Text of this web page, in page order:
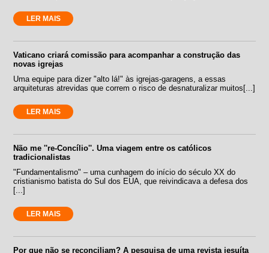
LER MAIS
Vaticano criará comissão para acompanhar a construção das
novas igrejas
Uma equipe para dizer "alto lá!" às igrejas-garagens, a essas
arquiteturas atrevidas que correm o risco de desnaturalizar muitos[...]
LER MAIS
Não me ''re-Concílio''. Uma viagem entre os católicos
tradicionalistas
"Fundamentalismo" – uma cunhagem do início do século XX do
cristianismo batista do Sul dos EUA, que reivindicava a defesa dos
[...]
LER MAIS
Por que não se reconciliam? A pesquisa de uma revista jesuíta